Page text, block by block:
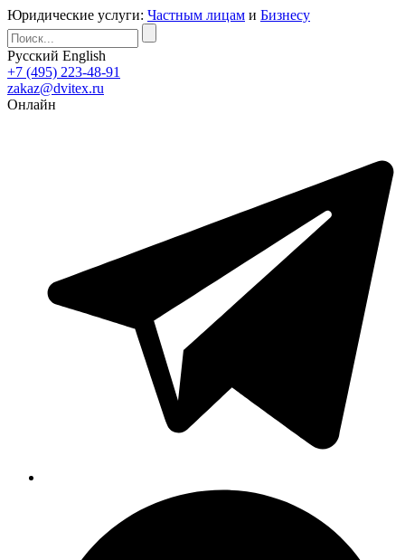
Юридические услуги: Частным лицам и Бизнесу
Русский English
+7 (495) 223-48-91
zakaz@dvitex.ru
Онлайн